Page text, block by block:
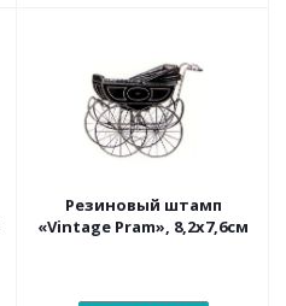
Резиновый штамп
«Vintage Pram», 8,2x7,6см